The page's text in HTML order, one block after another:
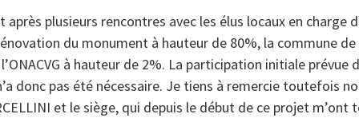
après plusieurs rencontres avec les élus locaux en charge
du monument à hauteur de 80%, la commune
à hauteur de 2%. La participation initiale prévue
donc pas été nécessaire. Je tiens à remercie toutefois
et le siège, qui depuis le début de ce projet m’ont